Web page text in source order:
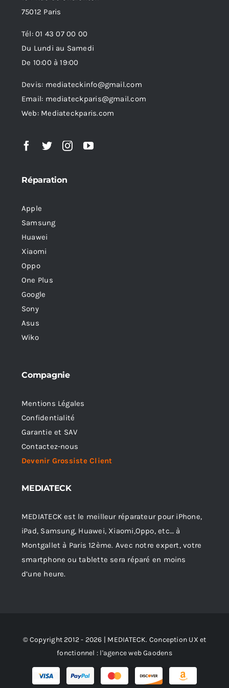
75012 Paris
Tél: 01 43 07 00 00
Du Lundi au Samedi
De 10:00 à 19:00
Devis: mediateckinfo@gmail.com
Email: mediateckparis@gmail.com
Web: Mediateckparis.com
Réparation
Apple
Samsung
Huawei
Xiaomi
Oppo
One Plus
Google
Sony
Asus
Wiko
Compagnie
Mentions Légales
Confidentialité
Garantie et SAV
Contactez-nous
Devenir Grossiste Client
MEDIATECK
MEDIATECK est le meilleur réparateur pour iPhone,
iPad, Samsung, Huawei, Xiaomi,Oppo, etc… à
Montgallet à Paris 12ème. Avec notre expert, votre
smartphone ou tablette sera réparé en moins
d’une heure.
© Copyright 2012 - 2026 | MEDIATECK. Conception UX et
fonctionnel : l'agence web Gaodens